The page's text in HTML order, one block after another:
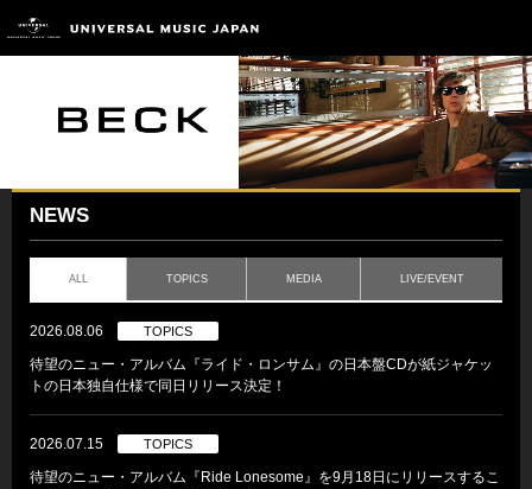
NEWS
ALL TOPICS MEDIA LIVE/EVENT
2026.08.06 TOPICS
待望のニュー・アルバム『ライド・ロンサム』の日本盤CDが紙ジャケッ
トの日本独自仕様で同日リリース決定！
2026.07.15 TOPICS
待望のニュー・アルバム『Ride Lonesome』を9月18日にリリースするこ